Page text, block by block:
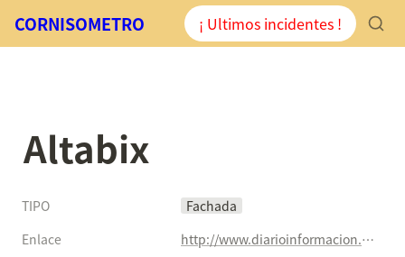
CORNISOMETRO ¡ Ultimos incidentes !
Altabix
TIPO
Fachada
Enlace
http://www.diarioinformacion.com/elche/2017/06/28/policia-acordona-edificio-altabix-derrumbe/1911531.html